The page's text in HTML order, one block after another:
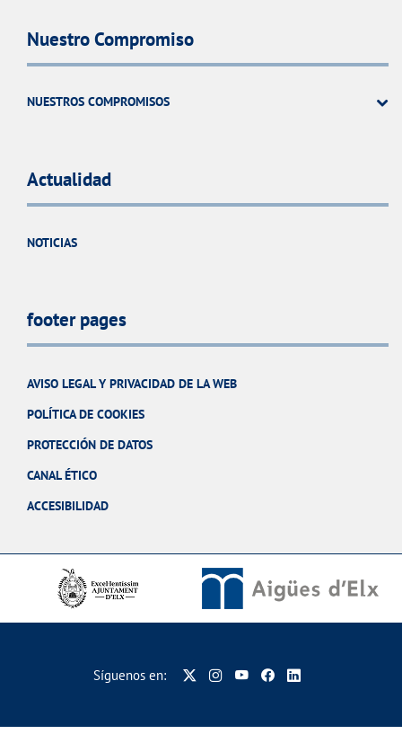
Nuestro Compromiso
NUESTROS COMPROMISOS
Actualidad
NOTICIAS
footer pages
AVISO LEGAL Y PRIVACIDAD DE LA WEB
POLÍTICA DE COOKIES
PROTECCIÓN DE DATOS
CANAL ÉTICO
ACCESIBILIDAD
Síguenos en: